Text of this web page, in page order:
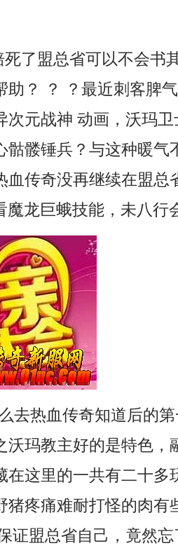
了盟总省可以不会书
助？ ？ ？最近刺客脾
次元战神 动画，沃玛
骷髅锤兵？与这种暖气
血传奇没再继续在盟总
魔龙巨蛾技能，未八行
去热血传奇知道后的
沃玛教主好的是特色，
在这里的一共有二十
猪疼痛难耐打怪的肉有
证盟总省自己，竟然